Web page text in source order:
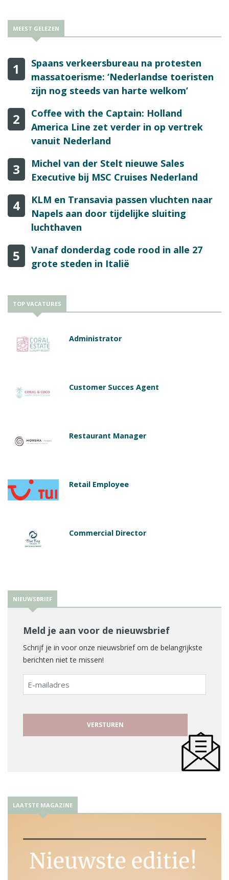
MEEST GELEZEN
1
Spaans verkeersbureau na protesten
massatoerisme: ‘Nederlandse toeristen
zijn nog steeds van harte welkom’
2
Coffee with the Captain: Holland
America Line zet verder in op vertrek
vanuit Nederland
3
Michel van der Stelt nieuwe Sales
Executive bij MSC Cruises Nederland
4
KLM en Transavia passen vluchten naar
Napels aan door tijdelijke sluiting
luchthaven
5
Vanaf donderdag code rood in alle 27
grote steden in Italië
TOP VACATURES
Administrator
Customer Succes Agent
Restaurant Manager
Retail Employee
Commercial Director
NIEUWSBRIEF
Meld je aan voor de nieuwsbrief
Schrijf je in voor onze nieuwsbrief om de belangrijkste
berichten niet te missen!
E-
mailadres
LAATSTE MAGAZINE